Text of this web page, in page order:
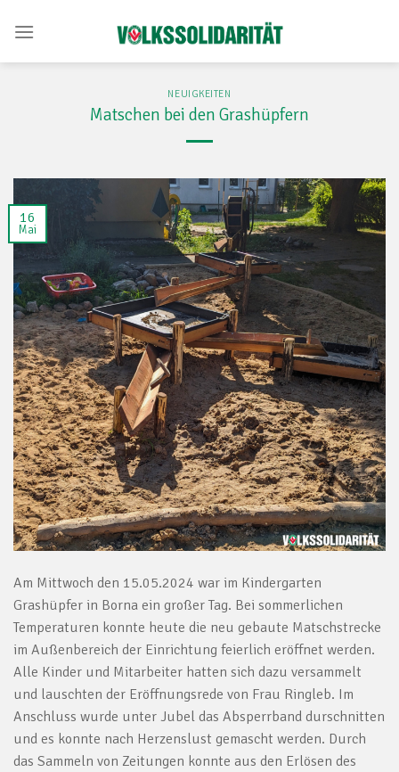
NEUIGKEITEN
Matschen bei den Grashüpfern
16
Mai
Am Mittwoch den 15.05.2024 war im Kindergarten
Grashüpfer in Borna ein großer Tag. Bei sommerlichen
Temperaturen konnte heute die neu gebaute Matschstrecke
im Außenbereich der Einrichtung feierlich eröffnet werden.
Alle Kinder und Mitarbeiter hatten sich dazu versammelt
und lauschten der Eröffnungsrede von Frau Ringleb. Im
Anschluss wurde unter Jubel das Absperrband durschnitten
und es konnte nach Herzenslust gemascht werden. Durch
das Sammeln von Zeitungen konnte aus den Erlösen des